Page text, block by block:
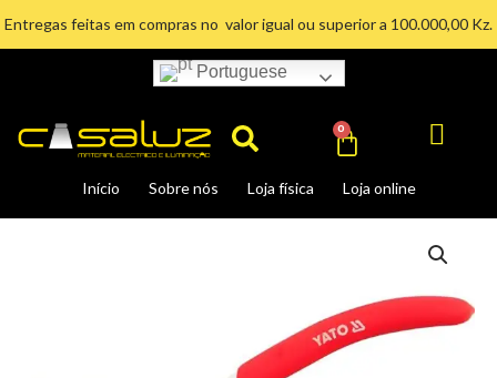
Entregas feitas em compras no valor igual ou superior a 100.000,00 Kz.
Portuguese
Search
Início Sobre nós Loja física Loja online
0